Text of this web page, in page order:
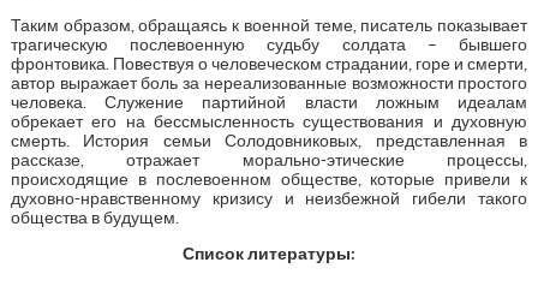
Таким образом, обращаясь к военной теме, писатель показывает
трагическую послевоенную судьбу солдата – бывшего
фронтовика. Повествуя о человеческом страдании, горе и смерти,
автор выражает боль за нереализованные возможности простого
человека. Служение партийной власти ложным идеалам
обрекает его на бессмысленность существования и духовную
смерть. История семьи Солодовниковых, представленная в
рассказе, отражает морально-этические процессы,
происходящие в послевоенном обществе, которые привели к
духовно-нравственному кризису и неизбежной гибели такого
общества в будущем.
Список литературы: